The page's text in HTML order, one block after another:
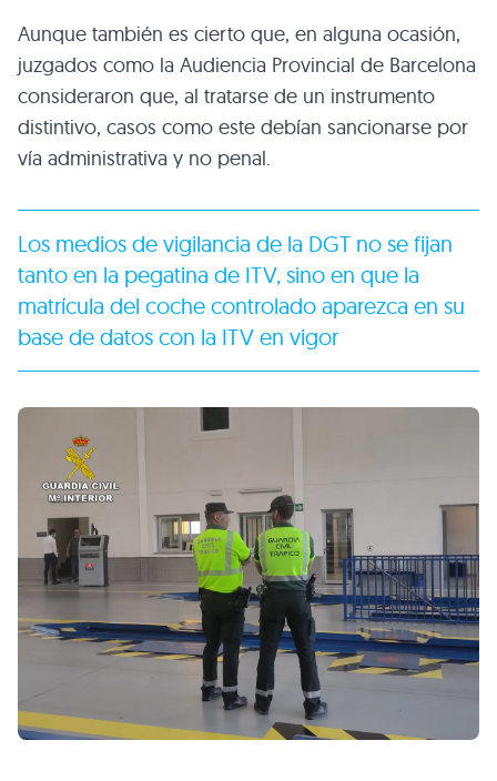
Aunque también es cierto que, en alguna ocasión,
juzgados como la Audiencia Provincial de Barcelona
consideraron que, al tratarse de un instrumento
distintivo, casos como este debían sancionarse por
vía administrativa y no penal.
Los medios de vigilancia de la DGT no se fijan
tanto en la pegatina de ITV, sino en que la
matrícula del coche controlado aparezca en su
base de datos con la ITV en vigor